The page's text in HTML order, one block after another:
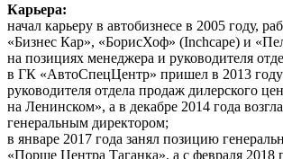
Карьера:
начал карьеру в автобизнесе в 2005 году,
«Бизнес Кар», «БорисХоф» (Inchcape) и
на позициях менеджера и руководителя
в ГК «АвтоСпецЦентр» пришел в 2013
руководителя отдела продаж дилерского
на Ленинском», а в декабре 2014 года
генеральным директором;
в январе 2017 года занял позицию
«Порше Центра Таганка», а с февраля 2018